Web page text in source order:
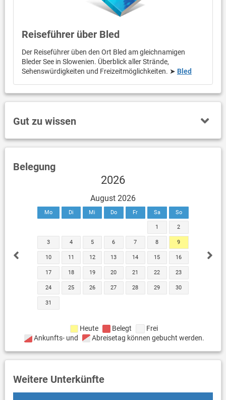
Reiseführer über Bled
Der Reiseführer üben den Ort Bled am gleichnamigen
Bleder See in Slowenien. Überblick aller Strände,
Sehenswürdigkeiten und Freizeitmöglichkeiten. ➤ Bled
Gut zu wissen
Belegung
2026
August 2026
Mo Di Mi Do Fr Sa So
1 2
3 4 5 6 7 8 9
10 11 12 13 14 15 16
17 18 19 20 21 22 23
24 25 26 27 28 29 30
31
Heute Belegt
Frei
Ankunfts- und
Abreisetag können gebucht werden.
Weitere Unterkünfte